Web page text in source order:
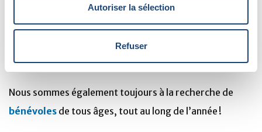
Autoriser la sélection
Refuser
Vous aurez accès à des activités uniques comme celles-
ci, ainsi qu’à des conférences données par des
professionnels du domaine de la santé, qui pourront
vous aider dans votre cheminement de carrière.
Nous sommes également toujours à la recherche de
bénévoles de tous âges, tout au long de l’année !